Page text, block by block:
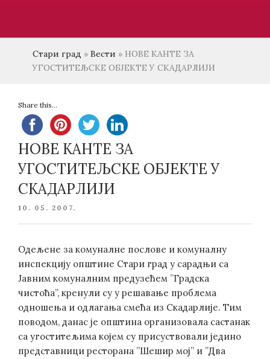
Стари град » Вести » НОВЕ КАНТЕ ЗА
УГОСТИТЕЉСКЕ ОБЈЕКТЕ У СКАДАРЛИЈИ
Share this...
НОВЕ КАНТЕ ЗА
УГОСТИТЕЉСКЕ ОБЈЕКТЕ У
СКАДАРЛИЈИ
POSTED
10. 05. 2007.
Одељене за комуналне послове и комуналну
инспекцију општине Стари град у сарадњи са
Јавним комуналним предузећем ”Градска
чистоћа”, кренули су у решавање проблема
одношења и одлагања смећа из Скадарлије. Тим
поводом, данас је општина организовала састанак
са угоститељима којем су присуствовали једино
представници ресторана ”Шешир мој” и ”Два